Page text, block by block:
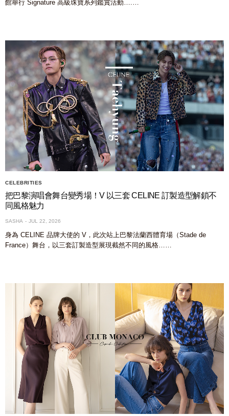
館舉行 Signature 高級珠寶系列鑑賞活動….…
CELEBRITIES
把巴黎演唱會舞台變秀場！V 以三套 CELINE 訂製造型解鎖不
同風格魅力
SASHA JUL 22, 2026
身為 CELINE 品牌大使的 V，此次站上巴黎法蘭西體育場（Stade de
France）舞台，以三套訂製造型展現截然不同的風格……